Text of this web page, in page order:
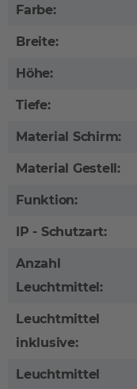
Farbe:
Breite:
Höhe:
Tiefe:
Material Schirm:
Material Gestell:
Funktion:
IP - Schutzart:
Anzahl
Leuchtmittel:
Leuchtmittel
inklusive:
Leuchtmittel